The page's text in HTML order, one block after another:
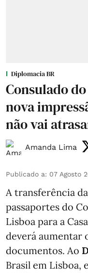
Diplomacia BR
Consulado
nova
não vai
Amanda Lima
Publicado a: 07 Agosto
A transferência
passaportes do
Lisboa para a
deverá aumentar
documentos. Ao
Brasil em Lisboa,